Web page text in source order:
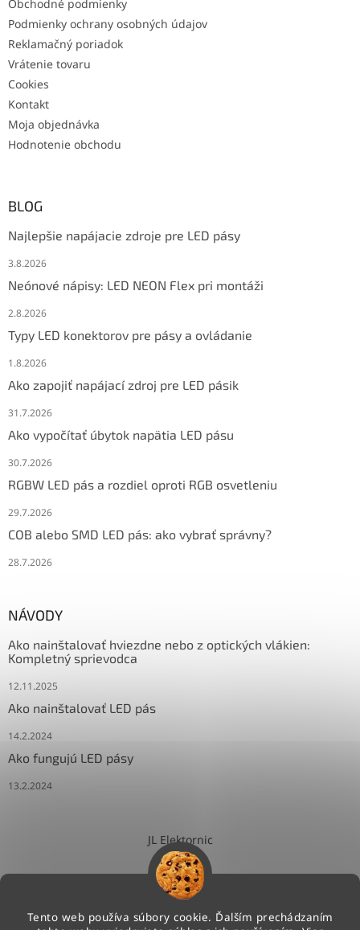
Tento web používa súbory cookie. Ďalším prechádzaním
Obchodné podmienky
Podmienky ochrany osobných údajov
Reklamačný poriadok
Vrátenie tovaru
Cookies
Kontakt
Moja objednávka
Hodnotenie obchodu
BLOG
Najlepšie napájacie zdroje pre LED pásy
3.8.2026
Neónové nápisy: LED NEON Flex pri montáži
2.8.2026
Typy LED konektorov pre pásy a ovládanie
1.8.2026
Ako zapojiť napájací zdroj pre LED pásik
31.7.2026
Ako vypočítať úbytok napätia LED pásu
30.7.2026
RGBW LED pás a rozdiel oproti RGB osvetleniu
29.7.2026
COB alebo SMD LED pás: ako vybrať správny?
28.7.2026
NÁVODY
Ako nainštalovať hviezdne nebo z optických vlákien:
Kompletný sprievodca
12.11.2025
Ako nainštalovať LED pás
14.2.2024
Ako fungujú LED pásy
13.2.2024
JL Elektornic